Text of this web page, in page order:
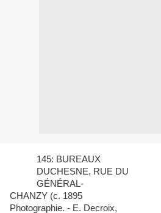
145: BUREAUX
DUCHESNE, RUE DU
GÉNÉRAL-
CHANZY (c. 1895
Photographie. - E. Decroix,